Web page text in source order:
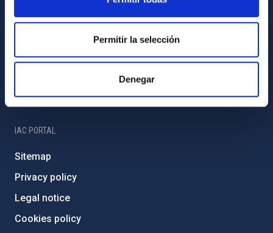
Permitir la selección
Denegar
Forever IAC
External funding
Severo Ochoa Programme
IAC Friends
IAC PORTAL
Sitemap
Privacy policy
Legal notice
Cookies policy